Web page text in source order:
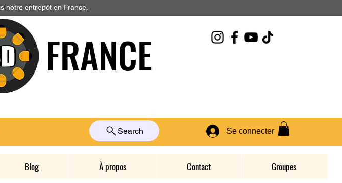
notre entrepôt en France.
Se connecter
Search
Blog À propos Contact Groupes